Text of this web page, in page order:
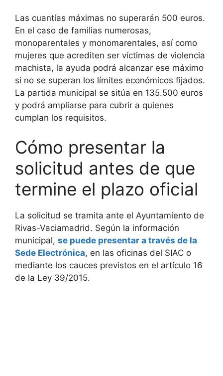
Las cuantías máximas no superarán 500 euros.
En el caso de familias numerosas,
monoparentales y monomarentales, así como
mujeres que acrediten ser víctimas de violencia
machista, la ayuda podrá alcanzar ese máximo
si no se superan los límites económicos fijados.
La partida municipal se sitúa en 135.500 euros
y podrá ampliarse para cubrir a quienes
cumplan los requisitos.
Cómo presentar la
solicitud antes de que
termine el plazo oficial
La solicitud se tramita ante el Ayuntamiento de
Rivas-Vaciamadrid. Según la información
municipal, se puede presentar a través de la
Sede Electrónica, en las oficinas del SIAC o
mediante los cauces previstos en el artículo 16
de la Ley 39/2015.